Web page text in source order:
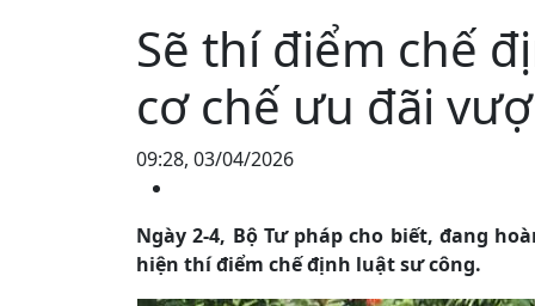
Sẽ thí điểm chế
cơ chế ưu đãi
09:28, 03/04/2026
Ngày 2-4, Bộ Tư pháp cho biết, đang
hiện thí điểm chế định luật sư công.